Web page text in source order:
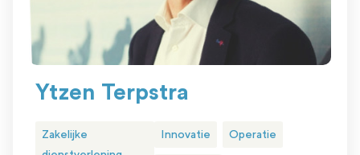
Ytzen Terpstra
Zakelijke
Innovatie Operatie